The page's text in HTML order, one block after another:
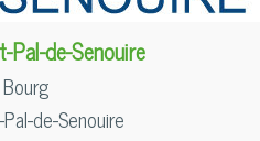
Pal-de-Senouire
de-Senouire